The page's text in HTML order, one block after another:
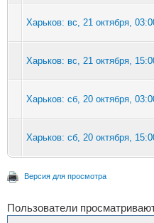
Харьков: вс, 21 октября,
Харьков: вс, 21 октября,
Харьков: сб, 20 октября,
Харьков: сб, 20 октября,
Версия для просмотра
Пользователи